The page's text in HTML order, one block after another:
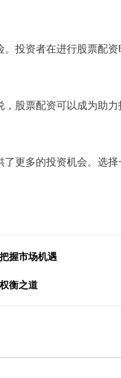
投资者在进行股票配
股票配资可以成为助
更多的投资机会。选
握市场机遇
衡之道